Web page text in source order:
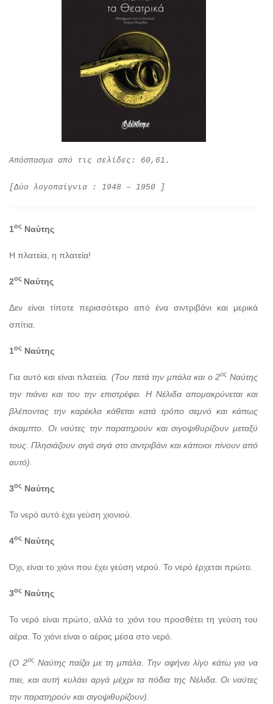
Απόσπασμα από τις σελίδες: 60,61.
[Δύο λογοπαίγνια : 1948 – 1950 ]
1ος Ναύτης
Η πλατεία, η πλατεία!
2ος Ναύτης
Δεν είναι τίποτε περισσότερο από ένα σιντριβάνι και μερικά
σπίτια.
1ος Ναύτης
Για αυτό και είναι πλατεία. (Του πετά την μπάλα και ο 2ος Ναύτης
την πιάνει και του την επιστρέφει. Η Νέλιδα απομακρύνεται και
βλέποντας την καρέκλα κάθεται κατά τρόπο σεμνό και κάπως
άκαμπτο. Οι ναύτες την παρατηρούν και σιγοψιθυρίζουν μεταξύ
τους. Πλησιάζουν σιγά σιγά στο σιντριβάνι και κάποιοι πίνουν από
αυτό).
3ος Ναύτης
Το νερό αυτό έχει γεύση χιονιού.
4ος Ναύτης
Όχι, είναι το χιόνι που έχει γεύση νερού. Το νερό έρχεται πρώτο.
3ος Ναύτης
Το νερό είναι πρώτο, αλλά το χιόνι του προσθέτει τη γεύση του
αέρα. Το χιόνι είναι ο αέρας μέσα στο νερό.
(Ο 2οςΝαύτης παίζει με τη μπάλα. Την αφήνει λίγο κάτω για να
πιει, και αυτή κυλάει αργά μέχρι τα πόδια της Νέλιδα. Οι ναύτες
την παρατηρούν και σιγοψιθυρίζουν).